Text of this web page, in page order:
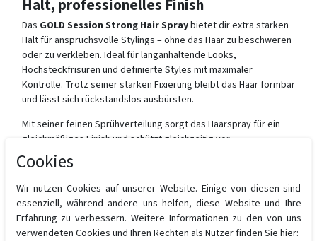
Halt, professionelles Finish
Das GOLD Session Strong Hair Spraybietet dir extra starken
Halt für anspruchsvolle Stylings – ohne das Haar zu beschweren
oder zu verkleben. Ideal für langanhaltende Looks,
Hochsteckfrisuren und definierte Styles mit maximaler
Kontrolle. Trotz seiner starken Fixierung bleibt das Haar formbar
und lässt sich rückstandslos ausbürsten.
Mit seiner feinen Sprühverteilung sorgt das Haarspray für ein
gleichmäßiges Finish und schützt gleichzeitig vor
Luftfeuchtigkeit und Frizz – auch bei hoher Beanspruchung.
Produktvorteile:
Extra starker Halt für langanhaltende Stylings
Kein Verkleben, keine Rückstände
Schützt vor Luftfeuchtigkeit & Frizz
Cookies
Wir nutzen Cookies auf unserer Website. Einige von diesen sind
essenziell, während andere uns helfen, diese Website und Ihre
Erfahrung zu verbessern. Weitere Informationen zu den von uns
verwendeten Cookies und Ihren Rechten als Nutzer finden Sie hier: